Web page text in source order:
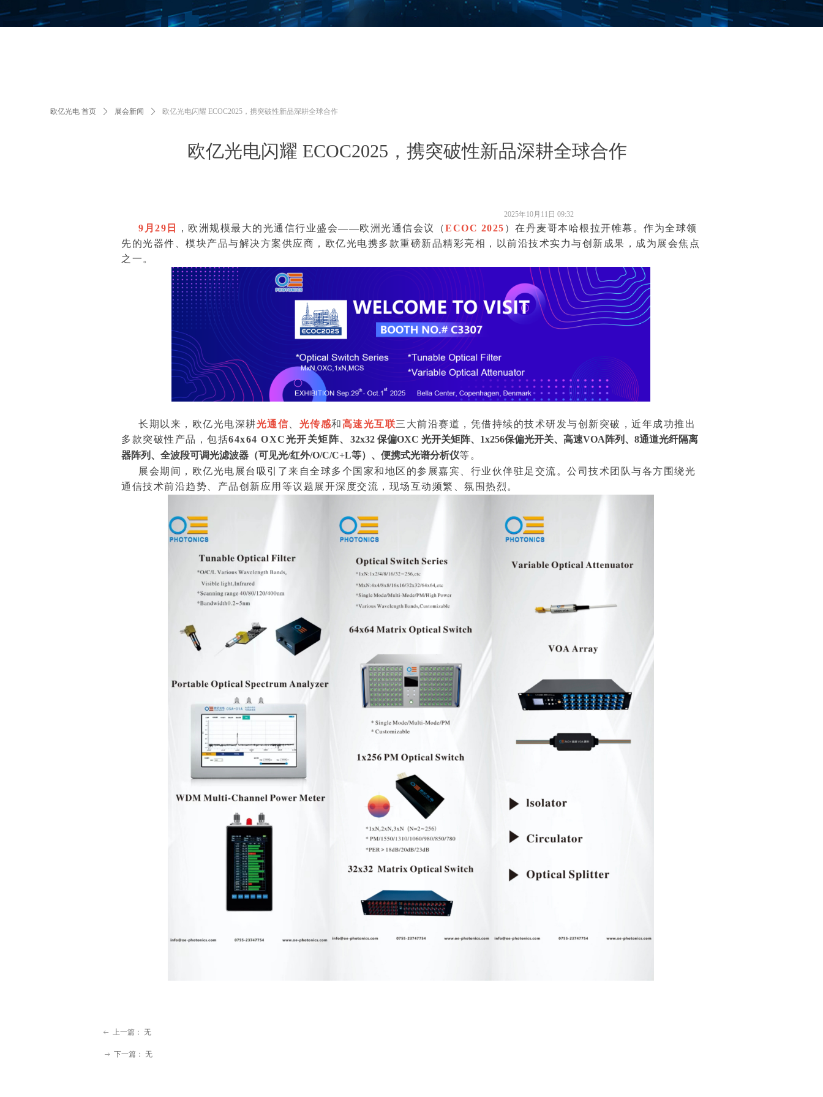
欧亿光电闪耀 ECOC2025，携突破性新品深耕全球合作
欧亿光电 首页 ꄲ 展会新闻 ꄲ 欧亿光电闪耀 ECOC2025，携突破性新品深耕全球合作
9月29日 ，欧洲规模最大的光通信行业盛会——欧洲光通信会议（ECOC 2025 ）在丹麦哥本哈根拉开帷幕。作为全球领
先的光器件、模块产品与解决方案供应商，欧亿光电携多款重磅新品精彩亮相，以前沿技术实力与创新成果，成为展会焦点
之一。
长期以来，欧亿光电深耕光通信 光传感和高速光互联三大前沿赛道，凭借持续的技术研发与创新突破，近年成功推出
多款突破性产品，包括64x64 OXC光开关矩阵、 32x32 保偏OXC 光开关矩阵、 1x256保偏光开关、高速VOA阵列、8通道光纤隔离
器阵列、全波段可调光滤波器（可见光/红外/O/C/C+L等）、便携式光谱分析仪等。
展会期间，欧亿光电展台吸引了来自全球多个国家和地区的参展嘉宾、行业伙伴驻足交流。公司技术团队与各方围绕光
通信技术前沿趋势、产品创新应用等议题展开深度交流，现场互动频繁、氛围热烈。
2025年10月11日 09:32
ꂃ 上一篇： 无
ꁹ 下一篇： 无